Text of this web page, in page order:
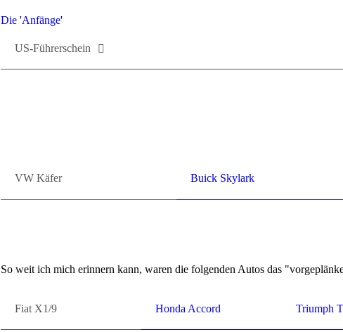
Die 'An­fän­ge'
US-​​​​​​Führerschein
VW Käfer Buick Skylark
So weit ich mich er­in­nern kann, waren die fol­gen­den Autos das
Fiat X1/9 Honda Ac­cord Tri­umph